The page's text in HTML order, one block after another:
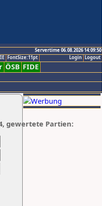
Servertime 06.08.2026 14:09:50
Logout
Login
FontSize:11pt
ÖSB FIDE
gewertete Partien: